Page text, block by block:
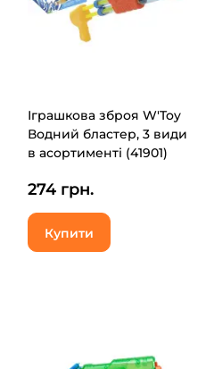
Іграшкова зброя W'Toy
Водний бластер, 3 види
в асортименті (41901)
274 грн.
Купити